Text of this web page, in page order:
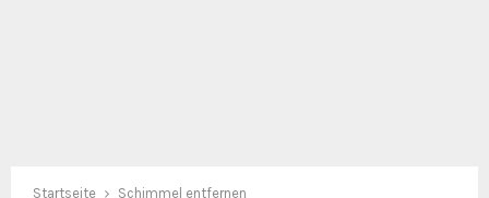
Startseite Schimmel entfernen